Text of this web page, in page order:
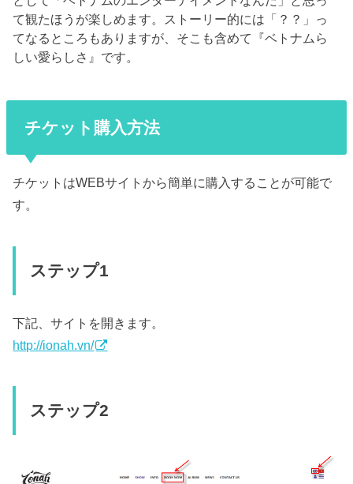
て観たほうが楽しめます。ストーリー的には「？？」っ
てなるところもありますが、そこも含めて『ベトナムら
しい愛らしさ』です。
チケット購入方法
チケットはWEBサイトから簡単に購入することが可能で
す。
ステップ1
下記、サイトを開きます。
http://ionah.vn/
ステップ2